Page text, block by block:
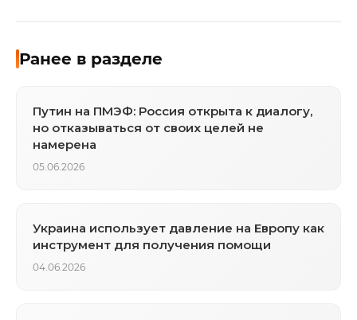
Ранее в разделе
Путин на ПМЭФ: Россия открыта к диалогу,
но отказываться от своих целей не
намерена
05.06.2026
Украина использует давление на Европу как
инструмент для получения помощи
04.06.2026